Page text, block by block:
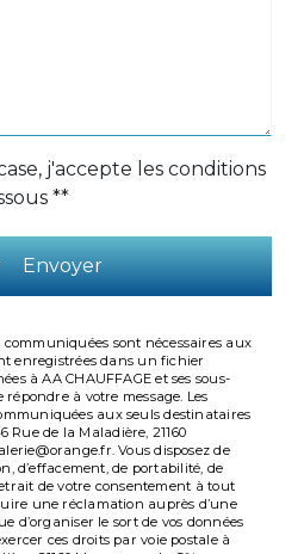
j'accepte les conditions
**
Envoyer
communiquées sont nécessaires aux
enregistrées dans un fichier
à AA CHAUFFAGE et ses sous-
à votre message. Les
aux seuls destinataires
Rue de la Maladière, 21160
Vous disposez de
d’effacement, de portabilité, de
de votre consentement à tout
une réclamation auprès d’une
d’organiser le sort de vos données
ces droits par voie postale à